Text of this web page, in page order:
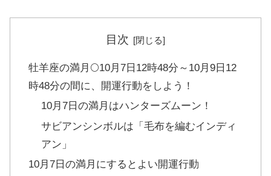
目次
牡羊座の満月🌕10月7日12時48分～10月9日12
時48分の間に、開運行動をしよう！
10月7日の満月はハンターズムーン！
サビアンシンボルは「毛布を編むインディ
アン」
10月7日の満月にするとよい開運行動